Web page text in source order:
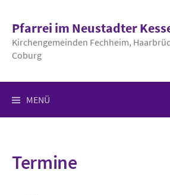
zum
InhaltPfarrei im Neustadter
Kirchengemeinden Fechheim,
Coburg
MENÜ
Termine